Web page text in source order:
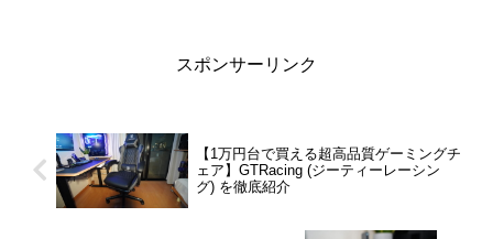
スポンサーリンク
【1万円台で買える超高品質ゲーミングチ
ェア】GTRacing (ジーティーレーシン
グ) を徹底紹介